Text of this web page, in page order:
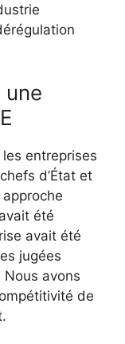
entreprises
d’État et
été
avait été
jugées
avons
de